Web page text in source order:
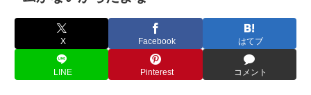
X Facebook はてブ
LINE Pinterest コメント